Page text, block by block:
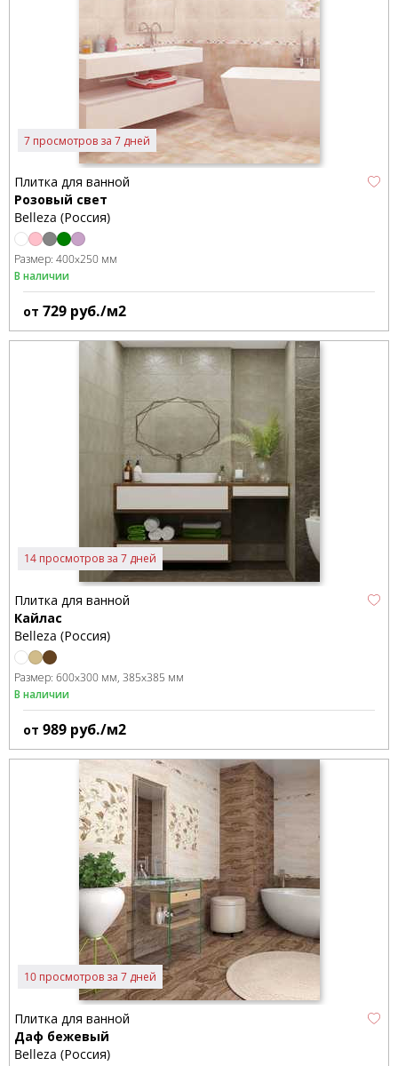
7 просмотров за 7 дней
Плитка для ванной
Розовый свет
Belleza (Россия)
Размер: 400x250 мм
В наличии
от 729 руб./м2
14 просмотров за 7 дней
Плитка для ванной
Кайлас
Belleza (Россия)
Размер: 600x300 мм 385x385 мм
В наличии
от 989 руб./м2
10 просмотров за 7 дней
Плитка для ванной
Даф бежевый
Belleza (Россия)